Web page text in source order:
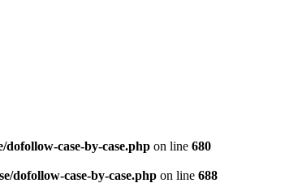
case-by-case.php on line 680
dofollow-case-by-case.php on line 688